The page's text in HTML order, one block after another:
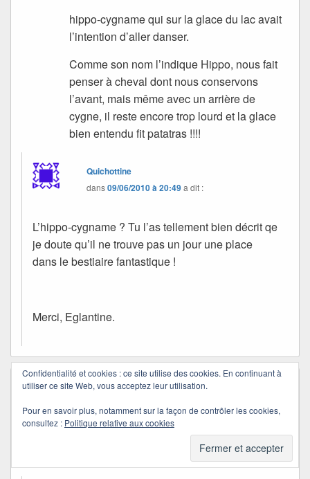
hippo-cygname qui sur la glace du lac avait
l’intention d’aller danser.
Comme son nom l’indique Hippo, nous fait
penser à cheval dont nous conservons
l’avant, mais même avec un arrière de
cygne, il reste encore trop lourd et la glace
bien entendu fit patatras !!!!
Quichottine
dans09/06/2010 à 20:49a dit :
L’hippo-cygname ? Tu l’as tellement bien décrit qe
je doute qu’il ne trouve pas un jour une place
dans le bestiaire fantastique !
Merci, Eglantine.
indiadans09/06/2010 à 19:47a dit :
Je suis venue puiser les détails pour les
mots inventés et je me réjouis de poursuivre
un peu ma lecture chez toi. Bisous
Confidentialité et cookies : ce site utilise des cookies. En continuant à
utiliser ce site Web, vous acceptez leur utilisation.
Pour en savoir plus, notamment sur la façon de contrôler les cookies,
consultez : Politique relative aux cookies